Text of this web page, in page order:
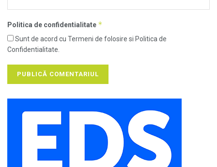
Politica de confidentialitate *
Sunt de acord cu Termeni de folosire si Politica de
Confidentialitate.